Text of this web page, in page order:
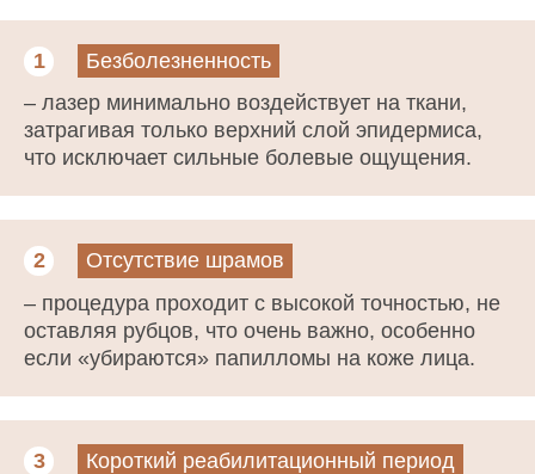
Безболезненность
1
– лазер минимально воздействует на ткани,
затрагивая только верхний слой эпидермиса,
что исключает сильные болевые ощущения.
Отсутствие шрамов
2
– процедура проходит с высокой точностью, не
оставляя рубцов, что очень важно, особенно
если «убираются» папилломы на коже лица.
Короткий реабилитационный период
3